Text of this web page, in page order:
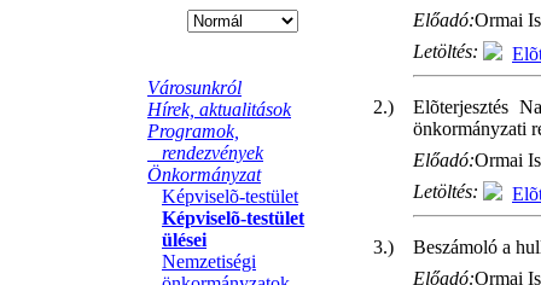
Városunkról
Hírek, aktualitások
Programok,
rendezvények
Önkormányzat
Képviselõ-testület
Képviselõ-testület
ülései
Nemzetiségi
Előadó:Ormai
Letöltés:
2.)
Elõterjesztés
önkormányzati
Előadó:Ormai
Letöltés:
3.)
Beszámoló a
Előadó:Ormai